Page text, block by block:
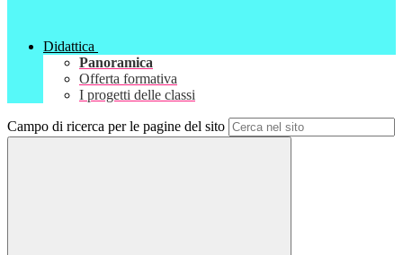
Didattica
Panoramica
Offerta formativa
I progetti delle classi
Campo di ricerca per le pagine del sito